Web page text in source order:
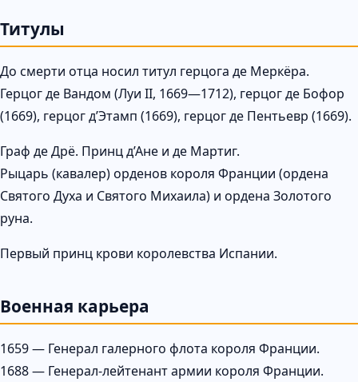
Титулы
До смерти отца носил титул герцога де Меркёра.
Герцог де Вандом (Луи II, 1669—1712), герцог де Бофор
(1669), герцог д’Этамп (1669), герцог де Пентьевр (1669).
Граф де Дрё. Принц д’Ане и де Мартиг.
Рыцарь (кавалер) орденов короля Франции (ордена
Святого Духа и Святого Михаила) и ордена Золотого
руна.
Первый принц крови королевства Испании.
Военная карьера
1659 — Генерал галерного флота короля Франции.
1688 — Генерал-лейтенант армии короля Франции.